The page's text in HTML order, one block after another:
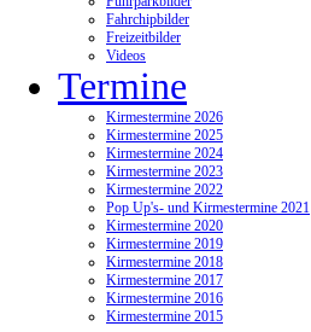
Fahrchipbilder
Freizeitbilder
Videos
Termine
Kirmestermine 2026
Kirmestermine 2025
Kirmestermine 2024
Kirmestermine 2023
Kirmestermine 2022
Pop Up's- und Kirmestermine 2021
Kirmestermine 2020
Kirmestermine 2019
Kirmestermine 2018
Kirmestermine 2017
Kirmestermine 2016
Kirmestermine 2015